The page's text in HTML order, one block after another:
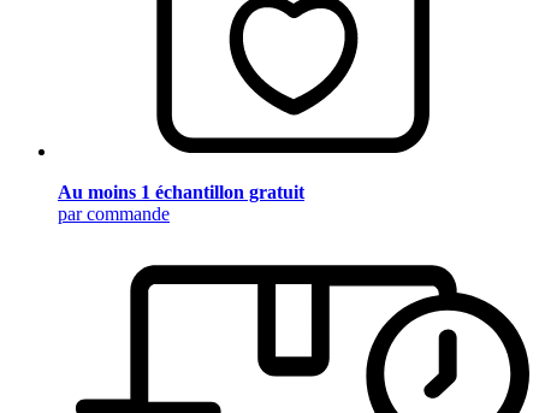
Au moins 1 échantillon gratuit
par commande